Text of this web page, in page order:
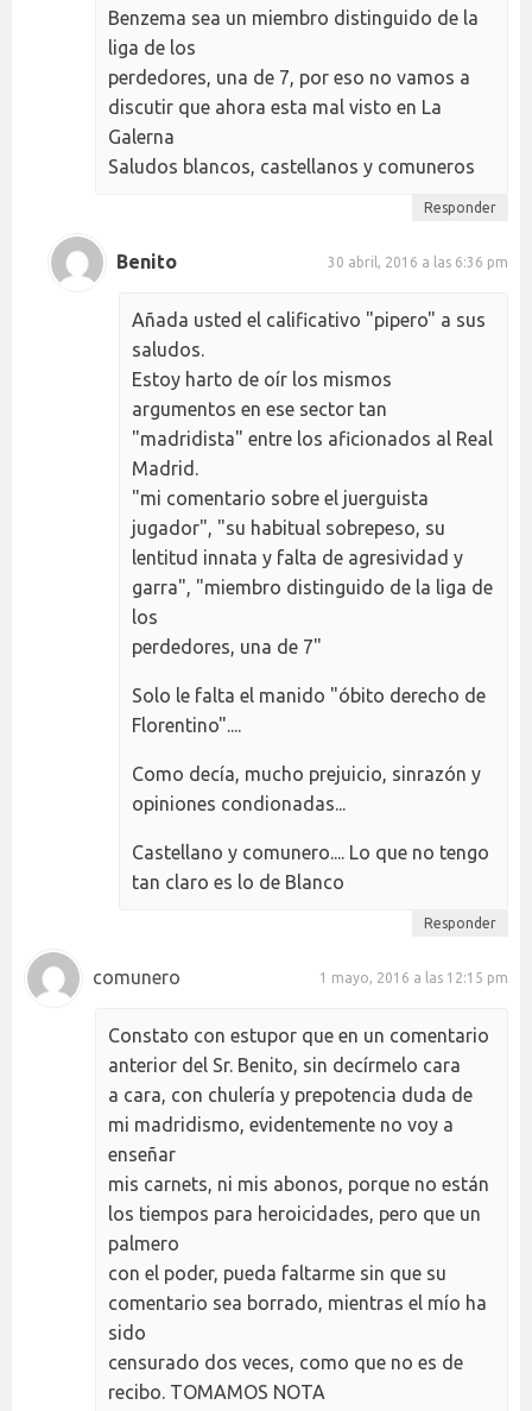
Benzema sea un miembro distinguido de la
liga de los
perdedores, una de 7, por eso no vamos a
discutir que ahora esta mal visto en La
Galerna
Saludos blancos, castellanos y comuneros
Responder
Benito 30 abril, 2016 a las 6:36 pm
Añada usted el calificativo "pipero" a sus
saludos.
Estoy harto de oír los mismos
argumentos en ese sector tan
"madridista" entre los aficionados al Real
Madrid.
"mi comentario sobre el juerguista
jugador", "su habitual sobrepeso, su
lentitud innata y falta de agresividad y
garra", "miembro distinguido de la liga de
los
perdedores, una de 7"
Solo le falta el manido "óbito derecho de
Florentino"....
Como decía, mucho prejuicio, sinrazón y
opiniones condionadas...
Castellano y comunero.... Lo que no tengo
tan claro es lo de Blanco
Responder
comunero 1 mayo, 2016 a las 12:15 pm
Constato con estupor que en un comentario
anterior del Sr. Benito, sin decírmelo cara
a cara, con chulería y prepotencia duda de
mi madridismo, evidentemente no voy a
enseñar
mis carnets, ni mis abonos, porque no están
los tiempos para heroicidades, pero que un
palmero
con el poder, pueda faltarme sin que su
comentario sea borrado, mientras el mío ha
sido
censurado dos veces, como que no es de
recibo. TOMAMOS NOTA